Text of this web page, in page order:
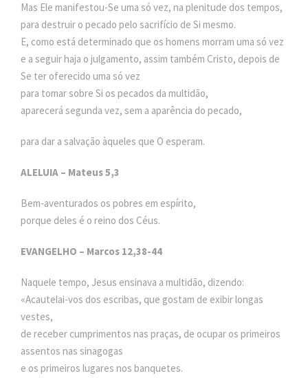
Mas Ele manifestou-Se uma só vez, na plenitude dos tempos,
para destruir o pecado pelo sacrifício de Si mesmo.
E, como está determinado que os homens morram uma só vez
e a seguir haja o julgamento, assim também Cristo, depois de
Se ter oferecido uma só vez
para tomar sobre Si os pecados da multidão,
aparecerá segunda vez, sem a aparência do pecado,
para dar a salvação àqueles que O esperam.
ALELUIA – Mateus 5,3
Bem-aventurados os pobres em espírito,
porque deles é o reino dos Céus.
EVANGELHO – Marcos 12,38-44
Naquele tempo, Jesus ensinava a multidão, dizendo:
«Acautelai-vos dos escribas, que gostam de exibir longas
vestes,
de receber cumprimentos nas praças, de ocupar os primeiros
assentos nas sinagogas
e os primeiros lugares nos banquetes.